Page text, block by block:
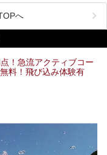
清風荘」、そして「清風
（たるたま）温泉 山口旅
砂崩れなどのために、一時
の時のニュースで、「地獄
った人もいるかもしれませ
しょうか。実は現在は「地
日和」として営業を再開し
へ
！急流アクティブコー
料！飛び込み体験有